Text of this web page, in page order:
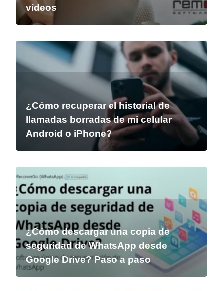
vídeos
¿Cómo recuperar el historial de
llamadas borradas de mi celular
Android o iPhone?
¿Cómo descargar una copia de
seguridad de WhatsApp desde
Google Drive? Paso a paso